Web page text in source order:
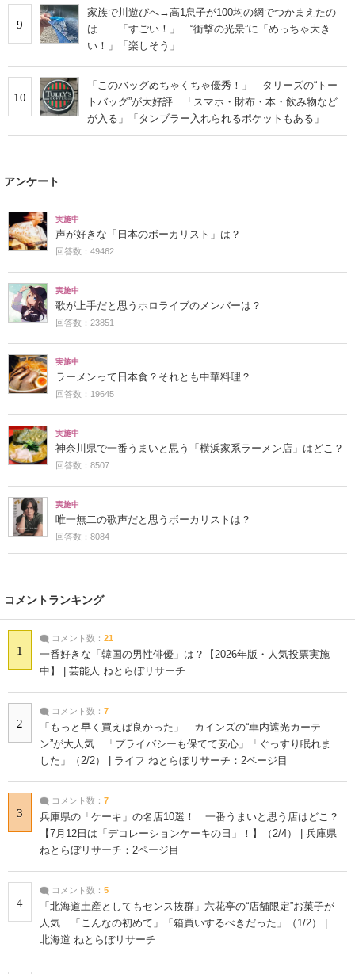
9
家族で川遊びへ→高1息子が100均の網でつかまえたの
は……「すごい！」 “衝撃の光景”に「めっちゃ大き
い！」「楽しそう」
10
「このバッグめちゃくちゃ優秀！」 タリーズの“トー
トバッグ”が大好評 「スマホ・財布・本・飲み物など
が入る」「タンブラー入れられるポケットもある」
アンケート
実施中
声が好きな「日本のボーカリスト」は？
回答数：49462
実施中
歌が上手だと思うホロライブのメンバーは？
回答数：23851
実施中
ラーメンって日本食？それとも中華料理？
回答数：19645
実施中
神奈川県で一番うまいと思う「横浜家系ラーメン店」はどこ？
回答数：8507
実施中
唯一無二の歌声だと思うボーカリストは？
回答数：8084
コメントランキング
1
コメント数： 21
一番好きな「韓国の男性俳優」は？【2026年版・人気投票実施
中】 | 芸能人 ねとらぼリサーチ
2
コメント数： 7
「もっと早く買えば良かった」 カインズの“車内遮光カーテ
ン”が大人気 「プライバシーも保てて安心」「ぐっすり眠れま
した」（2/2） | ライフ ねとらぼリサーチ：2ページ目
3
コメント数： 7
兵庫県の「ケーキ」の名店10選！ 一番うまいと思う店はどこ？
【7月12日は「デコレーションケーキの日」！】（2/4） | 兵庫県
ねとらぼリサーチ：2ページ目
4
コメント数： 5
「北海道土産としてもセンス抜群」六花亭の“店舗限定”お菓子が
人気 「こんなの初めて」「箱買いするべきだった」（1/2） |
北海道 ねとらぼリサーチ